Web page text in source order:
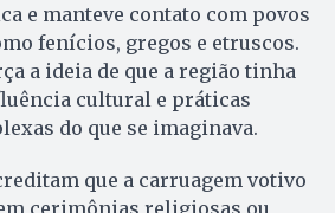
e manteve contato com povos
fenícios, gregos e etruscos.
a ideia de que a região tinha
cultural e práticas
do que se imaginava.
que a carruagem votivo